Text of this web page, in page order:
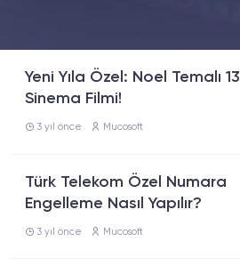
Yeni Yıla Özel: Noel Temalı 13
Sinema Filmi!
3 yıl önce Mucosoft
Türk Telekom Özel Numara
Engelleme Nasıl Yapılır?
3 yıl önce Mucosoft